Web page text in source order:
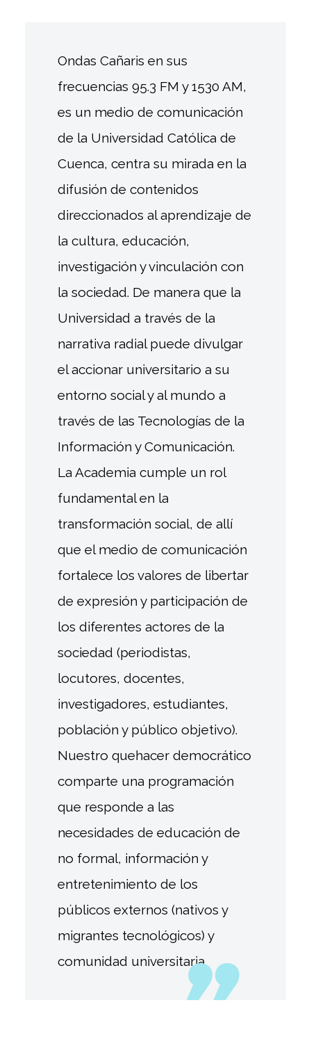
Ondas Cañaris en sus
frecuencias 95.3 FM y 1530 AM,
es un medio de comunicación
de la Universidad Católica de
Cuenca, centra su mirada en la
difusión de contenidos
direccionados al aprendizaje de
la cultura, educación,
investigación y vinculación con
la sociedad. De manera que la
Universidad a través de la
narrativa radial puede divulgar
el accionar universitario a su
entorno social y al mundo a
través de las Tecnologías de la
Información y Comunicación.
La Academia cumple un rol
fundamental en la
transformación social, de allí
que el medio de comunicación
fortalece los valores de libertar
de expresión y participación de
los diferentes actores de la
sociedad (periodistas,
locutores, docentes,
investigadores, estudiantes,
población y público objetivo).
Nuestro quehacer democrático
comparte una programación
que responde a las
necesidades de educación de
no formal, información y
entretenimiento de los
públicos externos (nativos y
migrantes tecnológicos) y
comunidad universitaria.